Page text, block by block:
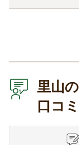
里山
口コミ